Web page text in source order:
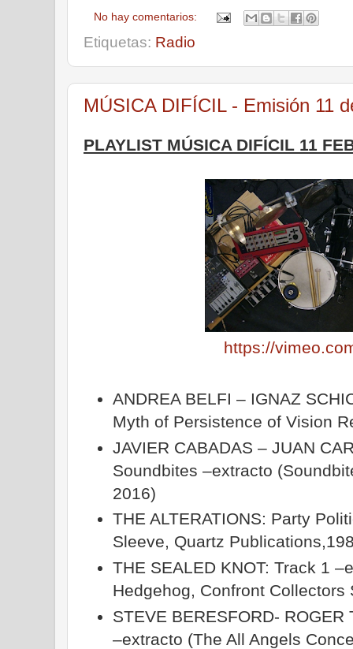
No hay comentarios:
Etiquetas: Radio
MÚSICA DIFÍCIL - Emisión 11
PLAYLIST MÚSICA DIFÍCIL 11
https://
ANDREA BELFI – IGNAZ
Myth of Persistence of Vision
JAVIER CABADAS – JUAN
Soundbites –extracto
2016)
THE ALTERATIONS: Party
Sleeve, Quartz
THE SEALED KNOT: Track 1
Hedgehog, Confront Collectors
STEVE BERESFORD-
–extracto (The All Angels